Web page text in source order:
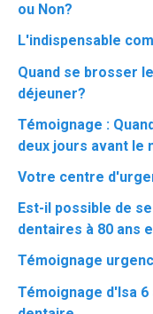
ou Non?
L'indispensable
Quand se brosser
déjeuner?
Témoignage :
deux jours avant le
Votre centre
Est-il possible de
dentaires à 80 ans
Témoignage
Témoignage d'Isa